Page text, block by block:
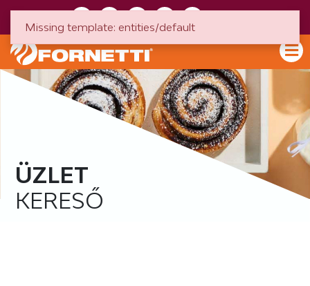
ÜZLET
KERESŐ
Missing template: entities/default